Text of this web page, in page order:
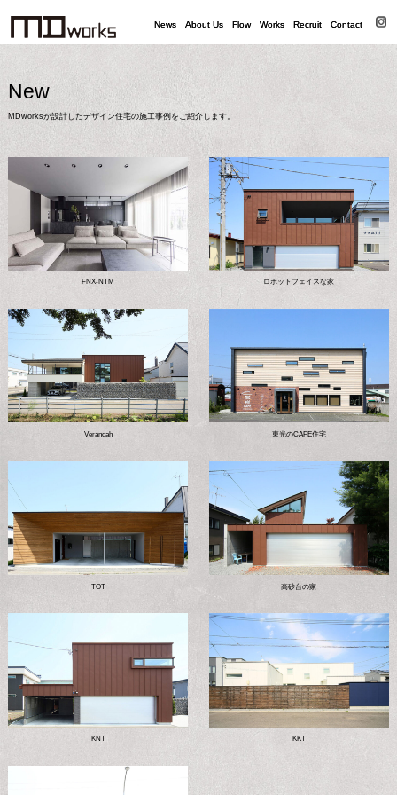
News About Us Flow Works Recruit Contact
News About Us Flow Works Recruit Contact
New
MDworksが設計したデザイン住宅の施工事例をご紹介します。
FNX-NTM ロボットフェイスな家
Verandah 東光のCAFE住宅
TOT 高砂台の家
KNT KKT